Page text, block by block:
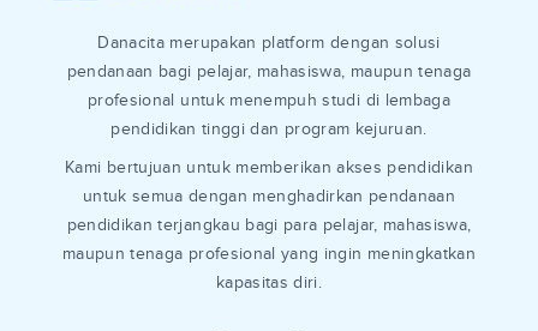
Danacita merupakan platform dengan solusi
pendanaan bagi pelajar, mahasiswa, maupun tenaga
profesional untuk menempuh studi di lembaga
pendidikan tinggi dan program kejuruan.
Kami bertujuan untuk memberikan akses pendidikan
untuk semua dengan menghadirkan pendanaan
pendidikan terjangkau bagi para pelajar, mahasiswa,
maupun tenaga profesional yang ingin meningkatkan
kapasitas diri.